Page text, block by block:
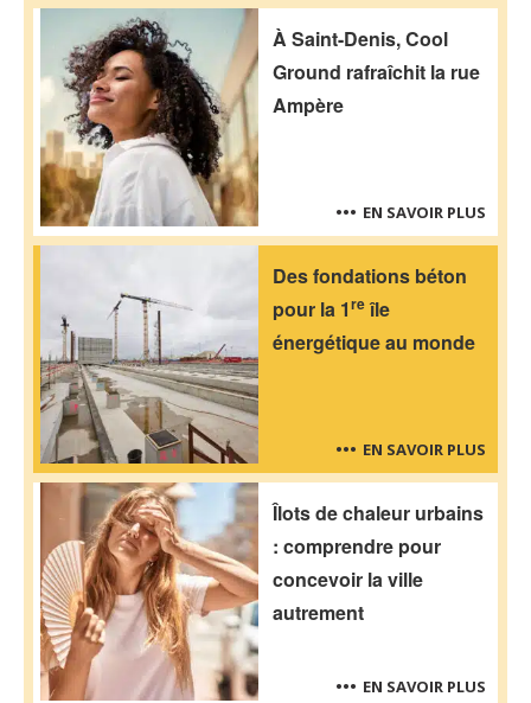
À Saint-Denis, Cool
Ground rafraîchit la rue
Ampère
EN SAVOIR PLUS
Des fondations béton
pour la 1reîle
énergétique au monde
EN SAVOIR PLUS
Îlots de chaleur urbains
: comprendre pour
concevoir la ville
autrement
EN SAVOIR PLUS